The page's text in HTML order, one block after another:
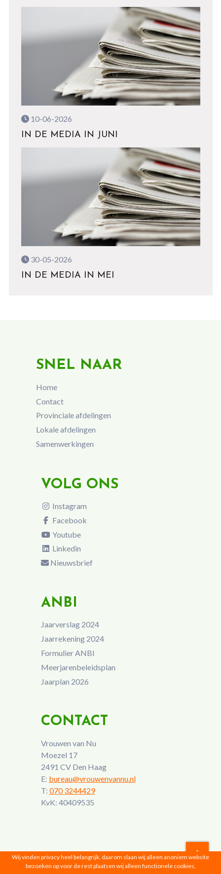
10-06-2026
IN DE MEDIA IN JUNI
30-05-2026
IN DE MEDIA IN MEI
SNEL NAAR
Home
Contact
Provinciale afdelingen
Lokale afdelingen
Samenwerkingen
VOLG ONS
Instagram
Facebook
Youtube
Linkedin
Nieuwsbrief
ANBI
Jaarverslag 2024
Jaarrekening 2024
Formulier ANBI
Meerjarenbeleidsplan
Jaarplan 2026
CONTACT
Vrouwen van Nu
Moezel 17
2491 CV Den Haag
E: bureau@vrouwenvannu.nl
T: 070 3244429
KvK: 40409535
Vrouwen van Nu © 2026 |Privacyverklaring
Wij vinden privacy heel belangrijk, daarom slaan wij alleen anoniem website
bezoeken op voor de rest plaatsen wij alleen functionele cookies,